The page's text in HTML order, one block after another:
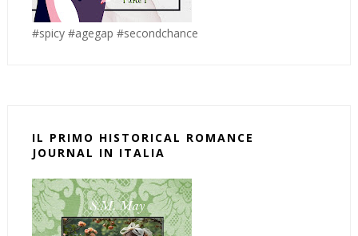
#spicy #agegap #secondchance
IL PRIMO HISTORICAL ROMANCE
JOURNAL IN ITALIA